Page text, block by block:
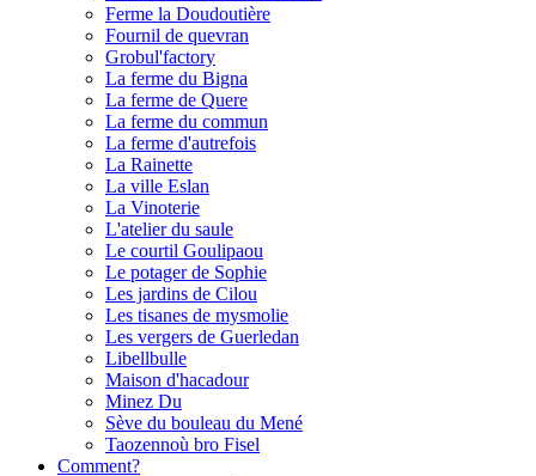
Ferme la Doudoutière
Fournil de quevran
Grobul'factory
La ferme du Bigna
La ferme de Quere
La ferme du commun
La ferme d'autrefois
La Rainette
La ville Eslan
La Vinoterie
L'atelier du saule
Le courtil Goulipaou
Le potager de Sophie
Les jardins de Cilou
Les tisanes de mysmolie
Les vergers de Guerledan
Libellbulle
Maison d'hacadour
Minez Du
Sève du bouleau du Mené
Taozennoù bro Fisel
Comment?